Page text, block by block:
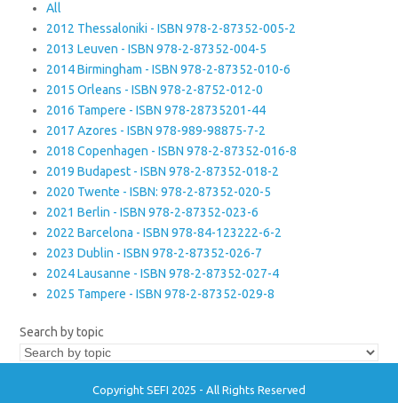
All
2012 Thessaloniki - ISBN 978-2-87352-005-2
2013 Leuven - ISBN 978-2-87352-004-5
2014 Birmingham - ISBN 978-2-87352-010-6
2015 Orleans - ISBN 978-2-8752-012-0
2016 Tampere - ISBN 978-28735201-44
2017 Azores - ISBN 978-989-98875-7-2
2018 Copenhagen - ISBN 978-2-87352-016-8
2019 Budapest - ISBN 978-2-87352-018-2
2020 Twente - ISBN: 978-2-87352-020-5
2021 Berlin - ISBN 978-2-87352-023-6
2022 Barcelona - ISBN 978-84-123222-6-2
2023 Dublin - ISBN 978-2-87352-026-7
2024 Lausanne - ISBN 978-2-87352-027-4
2025 Tampere - ISBN 978-2-87352-029-8
Search by topic
Copyright SEFI 2025 - All Rights Reserved